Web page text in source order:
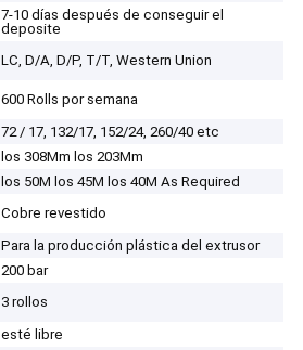
7-10 días después de conseguir el
deposite
LC, D/A, D/P, T/T, Western Union
600 Rolls por semana
72 / 17, 132/17, 152/24, 260/40 etc
los 308Mm los 203Mm
los 50M los 45M los 40M As Required
Cobre revestido
Para la producción plástica del extrusor
200 bar
3 rollos
esté libre